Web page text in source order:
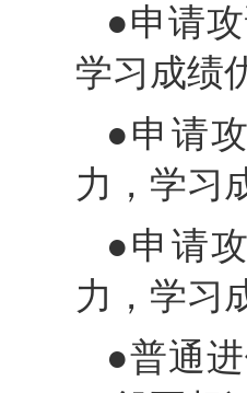
●申请
学习成绩
●申请
力，学习
●申请
力，学习
●普通